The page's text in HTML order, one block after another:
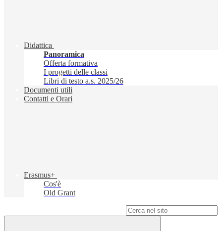
Didattica
Panoramica
Offerta formativa
I progetti delle classi
Libri di testo a.s. 2025/26
Documenti utili
Contatti e Orari
Erasmus+
Cos'è
Old Grant